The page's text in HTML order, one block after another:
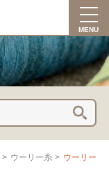
MENU
> ウーリー糸 > ウーリーテ